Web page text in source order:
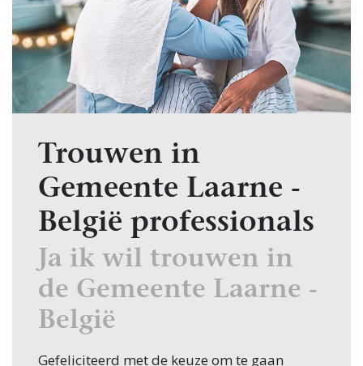
Trouwen in
Gemeente Laarne -
België professionals
Ja ik wil trouwen in
de Gemeente Laarne -
België
Gefeliciteerd met de keuze om te gaan